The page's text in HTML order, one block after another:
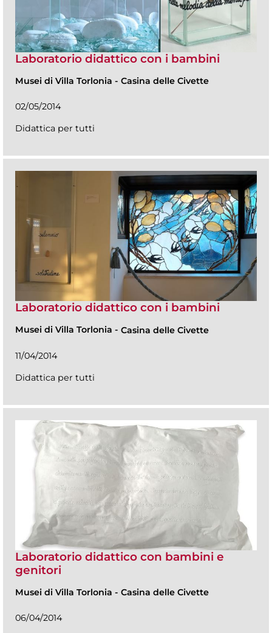
Laboratorio didattico con i bambini
Musei di Villa Torlonia - Casina delle Civette
02/05/2014
Didattica per tutti
Laboratorio didattico con i bambini
Musei di Villa Torlonia - Casina delle Civette
11/04/2014
Didattica per tutti
Laboratorio didattico con bambini e
genitori
Musei di Villa Torlonia - Casina delle Civette
06/04/2014